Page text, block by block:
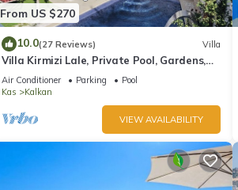
From US $270
10.0(27 Reviews) Villa
Villa Kirmizi Lale, Private Pool, Gardens,
Very Close to Town - No Need for Taxi
Air Conditioner Parking
Pool
Kas
Kalkan
VIEW AVAILABILITY